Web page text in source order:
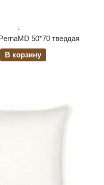
1
50*70 твердая
В корзину